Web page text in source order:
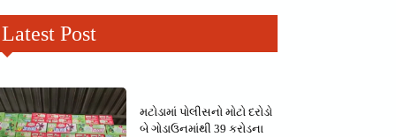
Latest Post
મટોડામાં પોલીસનો મોટો દરોડો
બે ગોડાઉનમાંથી 39 કરોડના